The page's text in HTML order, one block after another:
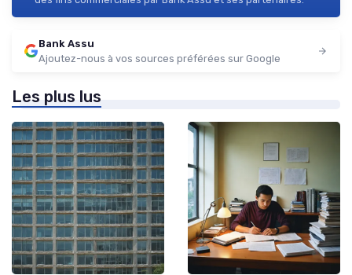
Bank Assu
Ajoutez-nous à vos sources préférées sur Google
Les plus lus